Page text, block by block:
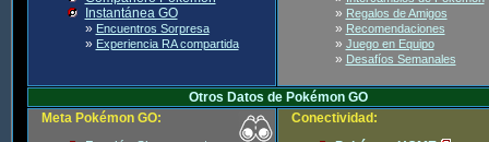
Instantánea GO
» Encuentros Sorpresa
» Experiencia RA compartida
» Regalos de Amigos
» Recomendaciones
» Juego en Equipo
» Desafíos Semanales
Otros Datos de Pokémon GO
Meta Pokémon GO:
Conectividad: